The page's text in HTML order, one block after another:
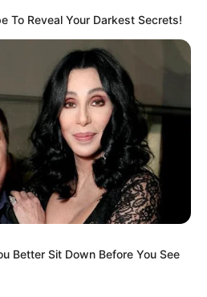
To Reveal Your Darkest Secrets!
Better Sit Down Before You See